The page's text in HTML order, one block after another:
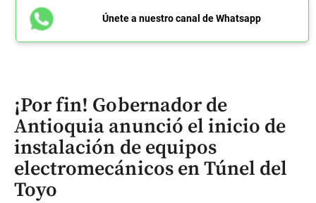
Únete a nuestro canal de Whatsapp
¡Por fin! Gobernador de
Antioquia anunció el inicio de
instalación de equipos
electromecánicos en Túnel del
Toyo